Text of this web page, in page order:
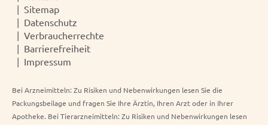
Sitemap
Datenschutz
Verbraucherrechte
Barrierefreiheit
Impressum
Bei Arzneimitteln: Zu Risiken und Nebenwirkungen lesen Sie die
Packungsbeilage und fragen Sie Ihre Ärztin, Ihren Arzt oder in Ihrer
Apotheke. Bei Tierarzneimitteln: Zu Risiken und Nebenwirkungen lesen